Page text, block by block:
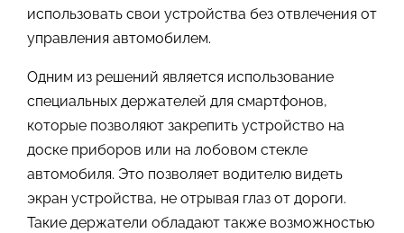
использовать свои устройства без отвлечения от
управления автомобилем.
Одним из решений является использование
специальных держателей для смартфонов,
которые позволяют закрепить устройство на
доске приборов или на лобовом стекле
автомобиля. Это позволяет водителю видеть
экран устройства, не отрывая глаз от дороги.
Такие держатели обладают также возможностью